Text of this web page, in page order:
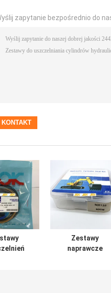
zapytanie bezpośrednio do
Zestawy
naprawcze